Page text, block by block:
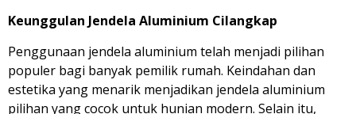
Keunggulan Jendela Aluminium Cilangkap
Penggunaan jendela aluminium telah menjadi pilihan
populer bagi banyak pemilik rumah. Keindahan dan
estetika yang menarik menjadikan jendela aluminium
pilihan yang cocok untuk hunian modern. Selain itu,